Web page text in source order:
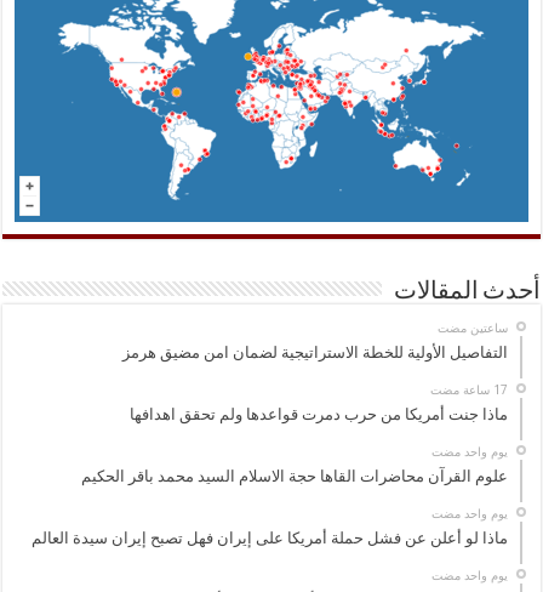
أحدث المقالات
‏ساعتين مضت
التفاصيل الأولية للخطة الاستراتيجية لضمان امن مضيق هرمز
ماذا جنت أمريكا من حرب دمرت قواعدها ولم تحقق اهدافها
‏يوم واحد مضت
علوم القرآن محاضرات القاها حجة الاسلام السيد محمد باقر الحكيم
‏يوم واحد مضت
ماذا لو أعلن عن فشل حملة أمريكا على إيران فهل تصبح إيران سيدة العالم
‏يوم واحد مضت